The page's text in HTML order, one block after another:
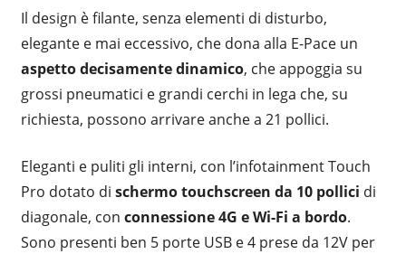
Il design è filante, senza elementi di disturbo,
elegante e mai eccessivo, che dona alla E-Pace un
aspetto decisamente dinamico, che appoggia su
grossi pneumatici e grandi cerchi in lega che, su
richiesta, possono arrivare anche a 21 pollici.
Eleganti e puliti gli interni, con l’infotainment Touch
Pro dotato di schermo touchscreen da 10 pollici di
diagonale, con connessione 4G e Wi-Fi a bordo.
Sono presenti ben 5 porte USB e 4 prese da 12V per